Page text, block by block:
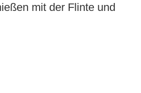
mit der Flinte und